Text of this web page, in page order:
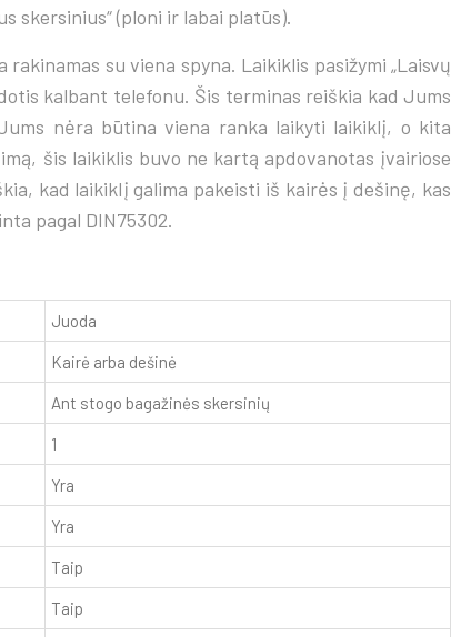
skersinius“ (ploni ir labai platūs).
su viena spyna. Laikiklis pasižymi „Laisvų
kalbant telefonu. Šis terminas reiškia kad Jums
nėra būtina viena ranka laikyti laikiklį, o kita
šis laikiklis buvo ne kartą apdovanotas įvairiose
kad laikiklį galima pakeisti iš kairės į dešinę, kas
pagal DIN75302.
Juoda
Kairė arba dešinė
Ant stogo bagažinės skersinių
1
Yra
Yra
Taip
Taip